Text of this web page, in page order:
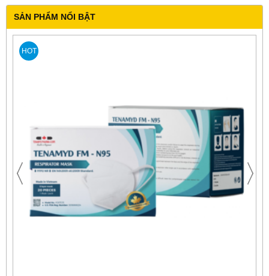
SẢN PHẨM NỔI BẬT
HOT